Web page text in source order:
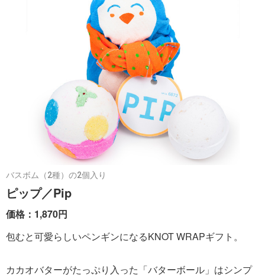
バスボム（2種）の2個入り
ピップ／Pip
価格：1,870円
包むと可愛らしいペンギンになるKNOT WRAPギフト。
カカオバターがたっぷり入った「バターボール」はシンプ